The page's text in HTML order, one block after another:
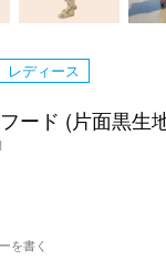
レディース
ード (片面黒生
を書く